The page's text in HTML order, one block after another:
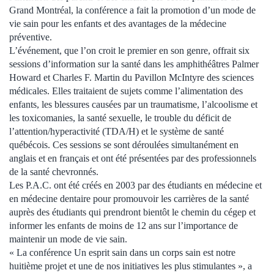
Grand Montréal, la conférence a fait la promotion d’un mode de
vie sain pour les enfants et des avantages de la médecine
préventive.
L’événement, que l’on croit le premier en son genre, offrait six
sessions d’information sur la santé dans les amphithéâtres Palmer
Howard et Charles F. Martin du Pavillon McIntyre des sciences
médicales. Elles traitaient de sujets comme l’alimentation des
enfants, les blessures causées par un traumatisme, l’alcoolisme et
les toxicomanies, la santé sexuelle, le trouble du déficit de
l’attention/hyperactivité (TDA/H) et le système de santé
québécois. Ces sessions se sont déroulées simultanément en
anglais et en français et ont été présentées par des professionnels
de la santé chevronnés.
Les P.A.C. ont été créés en 2003 par des étudiants en médecine et
en médecine dentaire pour promouvoir les carrières de la santé
auprès des étudiants qui prendront bientôt le chemin du cégep et
informer les enfants de moins de 12 ans sur l’importance de
maintenir un mode de vie sain.
« La conférence Un esprit sain dans un corps sain est notre
huitième projet et une de nos initiatives les plus stimulantes », a